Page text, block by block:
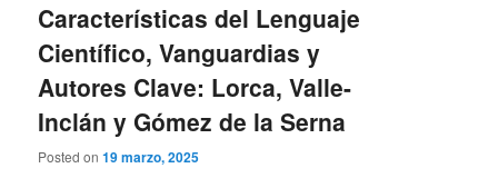
Características del Lenguaje
Científico, Vanguardias y
Autores Clave: Lorca, Valle-
Inclán y Gómez de la Serna
Posted on19 marzo, 2025